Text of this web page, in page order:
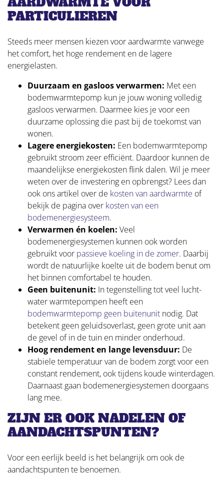
PARTICULIEREN
Steeds meer mensen kiezen voor aardwarmte vanwege
het comfort, het hoge rendement en de lagere
energielasten.
Duurzaam en gasloos verwarmen: Met een
bodemwarmtepomp kun je jouw woning volledig
gasloos verwarmen. Daarmee kies je voor een
duurzame oplossing die past bij de toekomst van
wonen.
Lagere energiekosten: Een bodemwarmtepomp
gebruikt stroom zeer efficiënt. Daardoor kunnen de
maandelijkse energiekosten flink dalen. Wil je meer
weten over de investering en opbrengst? Lees dan
ook ons artikel over de kosten van aardwarmte of
bekijk de pagina over kosten van een
bodemenergiesysteem.
Verwarmen én koelen: Veel
bodemenergiesystemen kunnen ook worden
gebruikt voor passieve koeling in de zomer. Daarbij
wordt de natuurlijke koelte uit de bodem benut om
het binnen comfortabel te houden.
Geen buitenunit: In tegenstelling tot veel lucht-
water warmtepompen heeft een
bodemwarmtepomp geen buitenunit nodig. Dat
betekent geen geluidsoverlast, geen grote unit aan
de gevel of in de tuin en minder onderhoud.
Hoog rendement en lange levensduur: De
stabiele temperatuur van de bodem zorgt voor een
constant rendement, ook tijdens koude winterdagen.
Daarnaast gaan bodemenergiesystemen doorgaans
lang mee.
ZIJN ER OOK NADELEN OF
AANDACHTSPUNTEN?
Voor een eerlijk beeld is het belangrijk om ook de
aandachtspunten te benoemen.